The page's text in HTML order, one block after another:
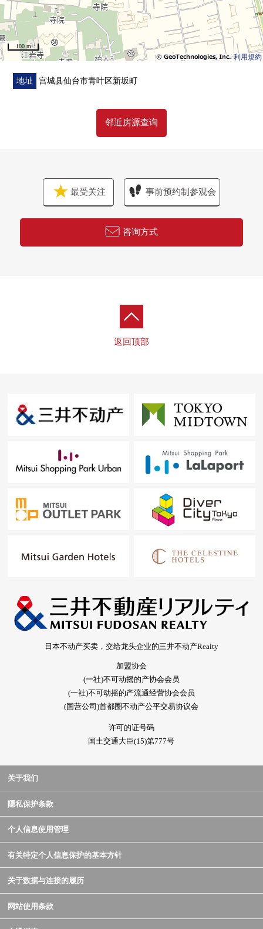
○JR仙山线"北山"车站步行12分钟的约950m
○会川诊所步行4分钟的约310m
○柏木3丁目公园步行7分钟的约510m
○TSURUHA药品仙台北山商店步行7分钟的约510m
○Lawson仙台柏木3丁目商店步行7分钟的约530m
○仙台北山邮局步行7分钟的约550m
○七十七银行北仙台分店步行17分钟的约1350m
利用規約
100 m
地址 宫城县仙台市青叶区新坂町
邻近房源查询
最受关注 事前预约制参观会
咨询方式
返回顶部
日本不动产买卖，交给龙头企业的三井不动产Realty
加盟协会
(一社)不可动摇的产协会会员
(一社)不可动摇的产流通经营协会会员
(国营公司)首都圈不动产公平交易协议会
许可的证号码
国土交通大臣(15)第777号
关于我们
隱私保护条款
个人信息使用管理
有关特定个人信息保护的基本方针
关于数据与连接的履历
网站使用条款